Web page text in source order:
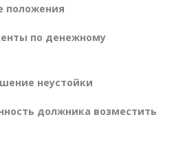
положения
по денежному
неустойки
должника возместить